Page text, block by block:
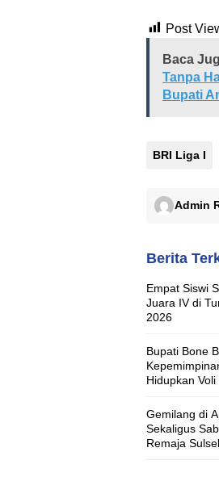
Post
Baca
Tanpa
Bupati
BRI Liga I
Admin
Berita
Empat Siswi
Juara IV di
2026
Bupati Bone
Hidupkan
Gemilang di
Sekaligus
Remaja Sulsel